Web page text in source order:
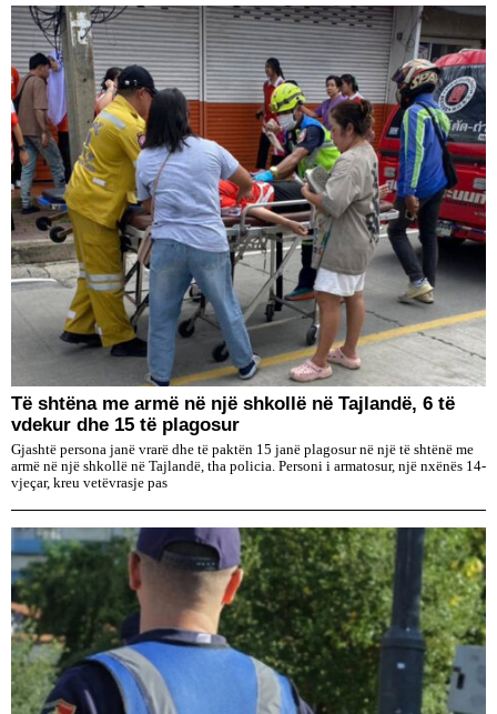
Të shtëna me armë në një shkollë në Tajlandë, 6 të
vdekur dhe 15 të plagosur
Gjashtë persona janë vrarë dhe të paktën 15 janë plagosur në një të shtënë me
armë në një shkollë në Tajlandë, tha policia. Personi i armatosur, një nxënës 14-
vjeçar, kreu vetëvrasje pas